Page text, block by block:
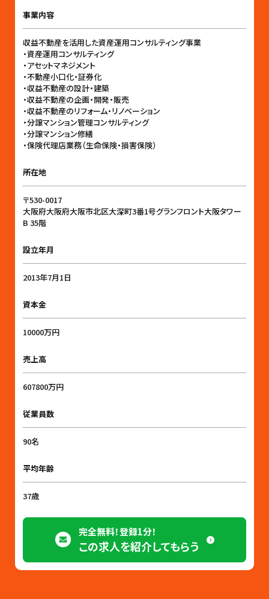
事業内容
収益不動産を活用した資産運用コンサルティング事業
・資産運用コンサルティング
・アセットマネジメント
・不動産小口化・証券化
・収益不動産の設計・建築
・収益不動産の企画・開発・販売
・収益不動産のリフォーム・リノベーション
・分譲マンション管理コンサルティング
・分譲マンション修繕
・保険代理店業務（生命保険・損害保険）
所在地
〒530-0017
大阪府大阪府大阪市北区大深町3番1号グランフロント大阪タワー
B 35階
設立年月
2013年7月1日
資本金
10000万円
売上高
607800万円
従業員数
90名
平均年齢
37歳
完全無料！登録1分！
この求人を紹介してもらう